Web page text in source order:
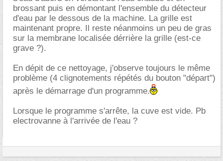
brossant puis en démontant l'ensemble du détecteur
d'eau par le dessous de la machine. La grille est
maintenant propre. Il reste néanmoins un peu de gras
sur la membrane localisée dérrière la grille (est-ce
grave ?).
En dépit de ce nettoyage, j'observe toujours le même
problème (4 clignotements répétés du bouton "départ")
après le démarrage d'un programme.
Lorsque le programme s'arrête, la cuve est vide. Pb
electrovanne à l'arrivée de l'eau ?